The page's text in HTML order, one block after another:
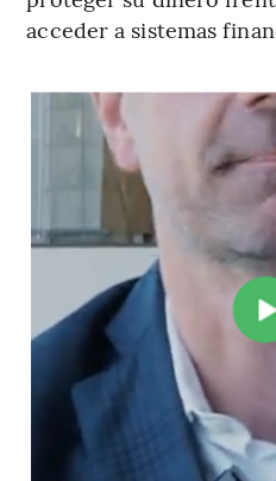
acceder a sistemas